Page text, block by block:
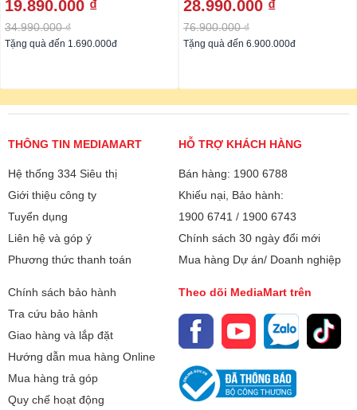
19.890.000 ₫
34.990.000 ₫
Tặng quà đến 1.690.000đ
28.990.000 ₫
76.900.000 ₫
Tặng quà đến 6.900.000đ
THÔNG TIN MEDIAMART
Hệ thống 334 Siêu thị
Giới thiệu công ty
Tuyển dụng
Liên hệ và góp ý
Phương thức thanh toán
HỖ TRỢ KHÁCH HÀNG
Bán hàng: 1900 6788
Khiếu nại, Bảo hành:
1900 6741 / 1900 6743
Chính sách 30 ngày đổi mới
Mua hàng Dự án/ Doanh nghiệp
Chính sách bảo hành
Tra cứu bảo hành
Giao hàng và lắp đặt
Hướng dẫn mua hàng Online
Mua hàng trả góp
Quy chế hoạt động
Theo dõi MediaMart trên